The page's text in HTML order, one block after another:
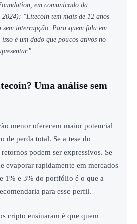
em comunicado da
"Litecoin tem mais de 12 anos
sem interrupção. Para quem fala em
é um dado que poucos ativos no
Uma análise sem
menor oferecem maior potencial
de perda total. Se a tese do
podem ser expressivos. Se
evaporar rapidamente em mercados
1% e 3% do portfólio é o que a
para esse perfil.
cripto ensinaram é que quem